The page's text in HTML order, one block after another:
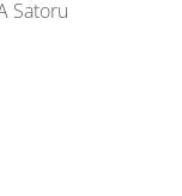
Satoru